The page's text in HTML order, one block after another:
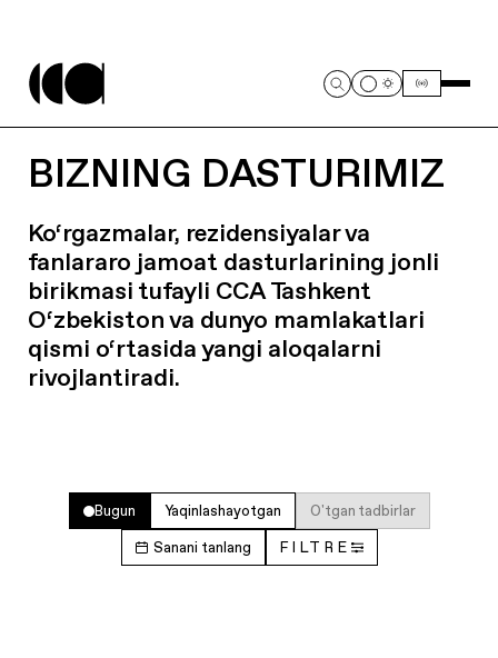
BIZNING DASTURIMIZ
Ko‘rgazmalar, rezidensiyalar va
fanlararo jamoat dasturlarining jonli
birikmasi tufayli CCA Tashkent
O‘zbekiston va dunyo mamlakatlari
qismi o‘rtasida yangi aloqalarni
rivojlantiradi.
Bugun Yaqinlashayotgan O'tgan tadbirlar
Sanani tanlang FILTRE